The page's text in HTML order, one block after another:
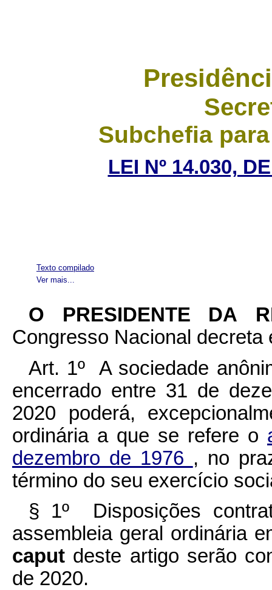
Subchefia
LEI Nº 14.030,
Ver mais...
Texto compilado
O PRESIDENTE DA
Congresso Nacional
Art. 1º A sociedade
encerrado entre 31 de
2020 poderá,
ordinária a que se refere o
dezembro de 1976 , no
término do seu exercício
§ 1º Disposições
assembleia geral ordinária
caput deste artigo serão
de 2020.